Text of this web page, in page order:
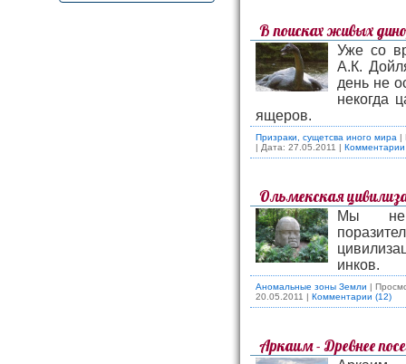
В поисках живых
Уже со
А.К.
день не
некогда
ящеров.
Призраки, сущетсва иного мира |
| Дата: 27.05.2011 | Комментарии
Ольмекская
Мы не
инков.
Аномальные зоны Земли |
20.05.2011 | Комментарии (12)
Аркаим - Древнее